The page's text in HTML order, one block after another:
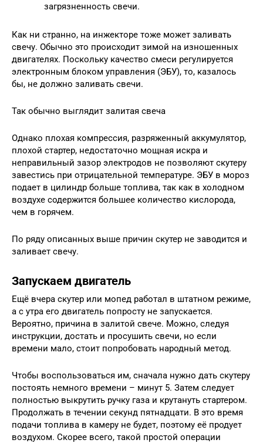
загрязненность свечи.
Как ни странно, на инжекторе тоже может заливать
свечу. Обычно это происходит зимой на изношенных
двигателях. Поскольку качество смеси регулируется
электронным блоком управления (ЭБУ), то, казалось
бы, не должно заливать свечи.
Так обычно выглядит залитая свеча
Однако плохая компрессия, разряженный аккумулятор,
плохой стартер, недостаточно мощная искра и
неправильный зазор электродов не позволяют скутеру
завестись при отрицательной температуре. ЭБУ в мороз
подает в цилиндр больше топлива, так как в холодном
воздухе содержится большее количество кислорода,
чем в горячем.
По ряду описанных выше причин скутер не заводится и
заливает свечу.
Запускаем двигатель
Ещё вчера скутер или мопед работал в штатном режиме,
а с утра его двигатель попросту не запускается.
Вероятно, причина в залитой свече. Можно, следуя
инструкции, достать и просушить свечи, но если
времени мало, стоит попробовать народный метод.
Чтобы воспользоваться им, сначала нужно дать скутеру
постоять немного времени – минут 5. Затем следует
полностью выкрутить ручку газа и крутануть стартером.
Продолжать в течении секунд пятнадцати. В это время
подачи топлива в камеру не будет, поэтому её продует
воздухом. Скорее всего, такой простой операции